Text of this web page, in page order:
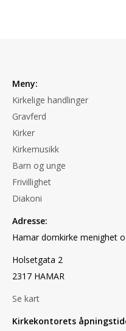
Meny:
Kirkelige handlinger
Gravferd
Kirker
Kirkemusikk
Barn og unge
Frivillighet
Diakoni
Adresse:
Hamar domkirke menighet
Holsetgata 2
2317 HAMAR
Se kart
Kirkekontorets